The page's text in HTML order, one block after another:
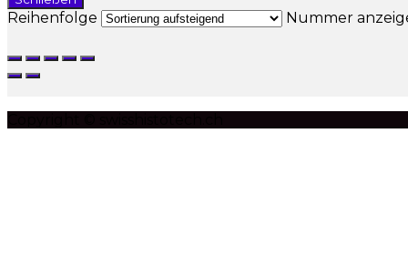
Reihenfolge Nummer